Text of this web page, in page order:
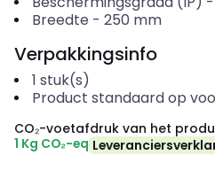
Breedte - 250 mm
Verpakkingsinfo
1 stuk(s)
Product standaard op
CO₂-voetafdruk van het
1 Kg CO₂-eq